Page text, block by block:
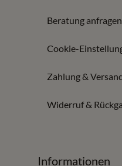
Schlafsofas für
Modelle mit
Bezüge und Größen
Möbel Zeppenfeld prüft
Beratung anfragen
Cookie-
Zahlung &
Widerruf &
Informationen